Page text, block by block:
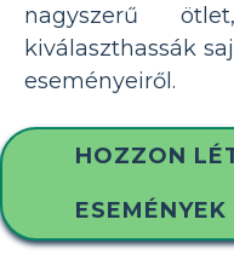
nagyszerű
kiválaszthassák
eseményeiről.
HOZZON